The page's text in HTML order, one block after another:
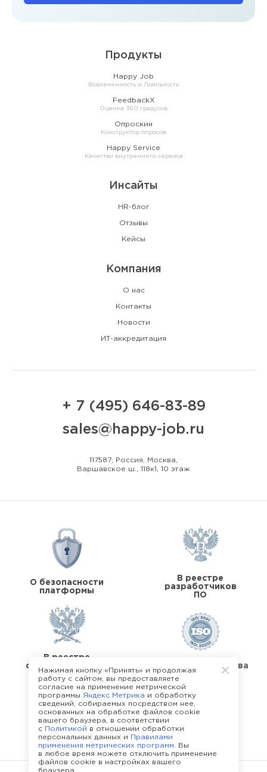
Продукты
Happy Job
Вовлеченность и Лояльность
FeedbackX
Оценка 360 градусов
Опроскин
Конструктор опросов
Happy Service
Качество внутреннего сервиса
Инсайты
HR-блог
Отзывы
Кейсы
Компания
О нас
Контакты
Новости
ИТ-аккредитация
+ 7 (495) 646-83-89
sales@happy-job.ru
117587, Россия, Москва,
Варшавское ш., 118к1, 10 этаж
О безопасности
платформы
В реестре
разработчиков
ПО
В реестре
операторов перс.
данных
Стандарты качества
О команде Happy Job
Нажимая кнопку «Принять» и продолжая
работу с сайтом, вы предоставляете
согласие на применение метрической
программы Яндекс Метрика и обработку
сведений, собираемых посредством нее,
основанных на обработке файлов cookie
вашего браузера, в соответствии
с Политикой в отношении обработки
персональных данных и
Правилами
применения метрических программ . Вы
в любое время можете отключить применение
файлов cookie в настройках вашего
браузера.